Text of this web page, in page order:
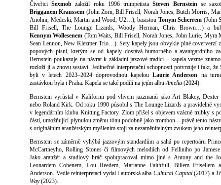
ČtveřiciSexmob založil roku 1996 trumpetistaSteven Bernsteinse
Brigganem Kraussem (John Zorn, Bill Frisell, Norah Jones, Butch Morris,
Anohni, Medeski, Martin and Wood, U2…), basistou Tonym Scherrem (John
Bill Frisell, The Lounge Lizards, Woody Herman, Chris Brown…) a
Kennym Wollesenem (Tom Waits, Bill Frisell, Norah Jones, John Lurie, Myra
Sean Lennon, New Klezmer Trio…). Sety kapely jsou obvykle plné coververzí
popových písní, kterým se od kapely dostává humorného a avantgardního
Bernstein poukazuje na návrat k základní jazzové tradici – kapela vezme
rozloží ji a znovu sestaví. Jedinečné interpretační schopnosti potvrzuje i fakt, že
byli v letech 2023–2024 doprovodnou kapelouLaurie Anderson na
zastávkou byla i Praha. Kapela se také podílí na jejím albuAmelia (2024).
Bernstein vyrůstal v Kalifornii pod vlivem jazzmanů jako Art Blakey, Dexter
nebo Roland Kirk. Od roku 1990 působil s The Lounge Lizards a pravidelně
v legendárním klubu Knitting Factory. Zlom přišel s objevem vzácné trubky s
částí, umožňující plynulou změnu tónu podobně jako trombon – právě tento
s originálním aranžérským myšlením stojí za nezaměnitelným zvukem jeho
Bernstein se záměrně vyhýbá jazzovým standardům a sahá po repertoáru
McCartneyho, Rolling Stones či filmových melodiích od Felliniho po
Jako aranžér a studiový hráč spolupracoval mimo jiné s Antony and the
Leonardem Cohenem, Lou Reedem, Marianne Faithfull, Billem Frisellem
Anderson. Vedle reinterpretací vydal i autorská albaCultural Capital(2017) a
Way(2023).